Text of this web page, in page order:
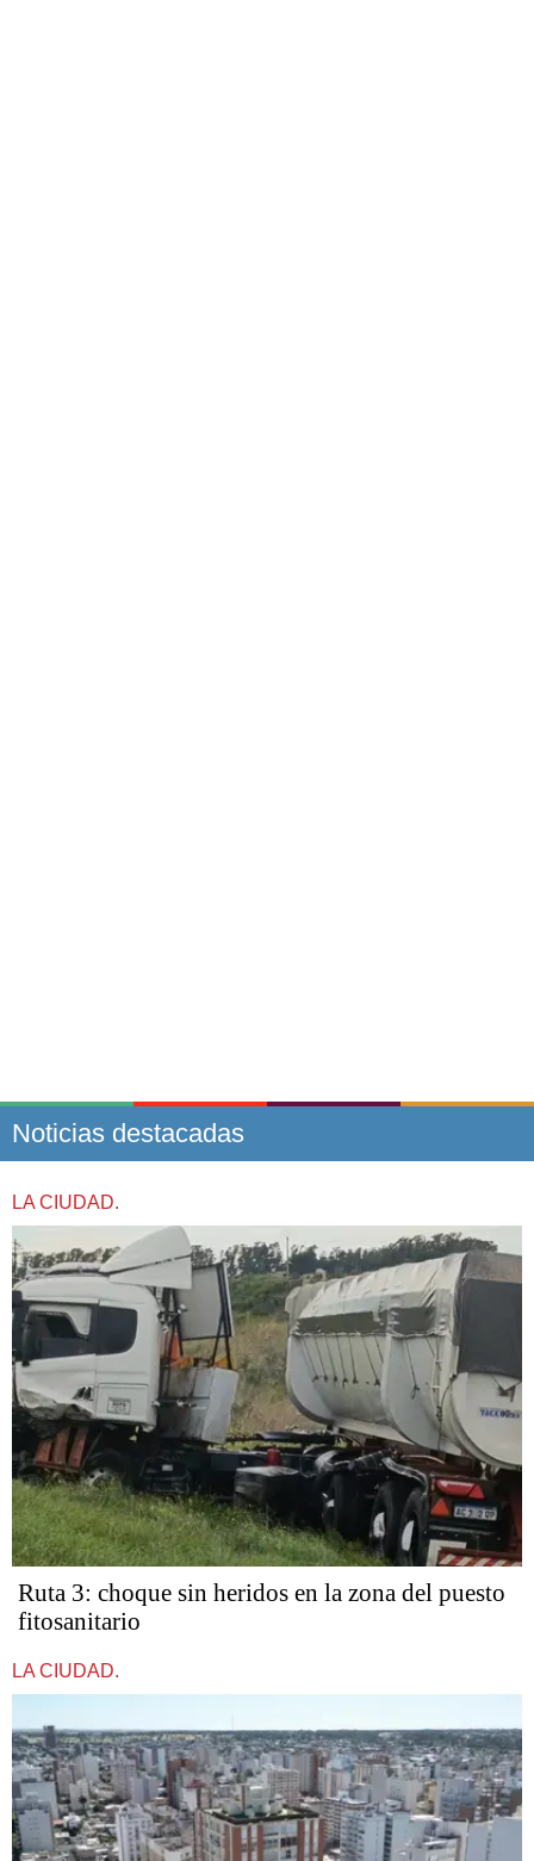
Noticias destacadas
LA CIUDAD.
Ruta 3: choque sin heridos en la zona del puesto
fitosanitario
LA CIUDAD.